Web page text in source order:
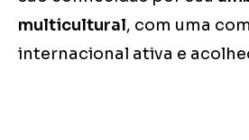
multicultural, com uma
internacional ativa e